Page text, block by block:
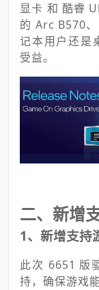
显卡 和 酷睿
的 Arc B570
记本用户还是
受益。
二、新增
1、新增支持
此次 6651 版
持，确保游戏